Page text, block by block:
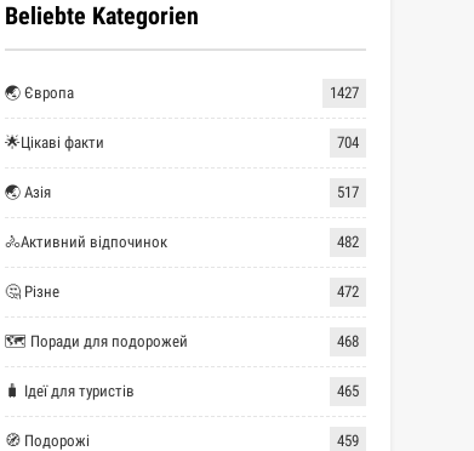
Beliebte Kategorien
🌏 Європа 1427
🌟Цікаві факти 704
🌏 Азія 517
🚴Активний відпочинок 482
🤔 Різне 472
🗺 Поради для подорожей 468
🧳 Ідеї для туристів 465
🧭 Подорожі 459